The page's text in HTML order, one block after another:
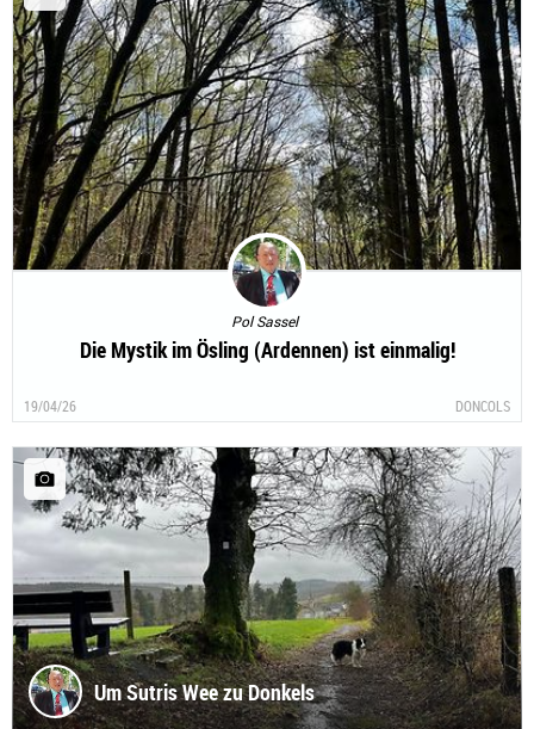
Pol Sassel
Die Mystik im Ösling (Ardennen) ist einmalig!
19/04/26 DONCOLS
Um Sutris Wee zu Donkels